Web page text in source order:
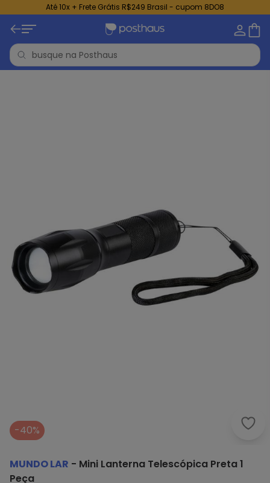
Até 10x + Frete Grátis R$249 Brasil - cupom 8DO8
-40%
MUNDO LAR - Mini Lanterna Telescópica Preta 1
Peça